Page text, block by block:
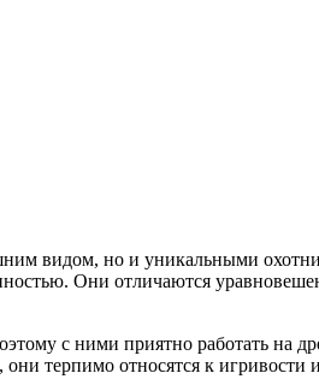
видом, но и уникальными
Они отличаются
с ними приятно работать на
они терпимо относятся к